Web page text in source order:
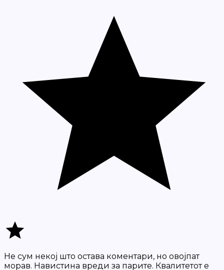
Не сум некој што остава коментари, но овојпат
морав. Навистина вреди за парите. Квалитетот е